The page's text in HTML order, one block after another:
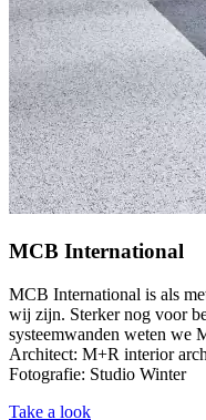
MCB International
MCB International is als
wij zijn. Sterker nog voor
systeemwanden weten we
Architect: M+R interior
Fotografie: Studio Winter
Take a look